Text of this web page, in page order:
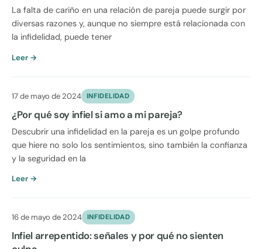
La falta de cariño en una relación de pareja puede surgir por
diversas razones y, aunque no siempre está relacionada con
la infidelidad, puede tener
Leer →
17 de mayo de 2024 INFIDELIDAD
¿Por qué soy infiel si amo a mi pareja?
Descubrir una infidelidad en la pareja es un golpe profundo
que hiere no solo los sentimientos, sino también la confianza
y la seguridad en la
Leer →
16 de mayo de 2024 INFIDELIDAD
Infiel arrepentido: señales y por qué no sienten